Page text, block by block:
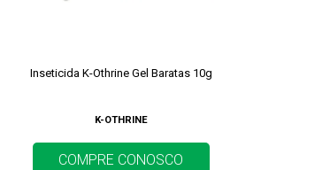
Inseticida K-Othrine Gel Baratas 10g
K-OTHRINE
COMPRE CONOSCO